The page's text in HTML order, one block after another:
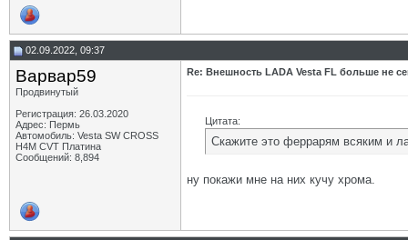
02.09.2022, 09:37
Варвар59
Продвинутый
Регистрация: 26.03.2020
Адрес: Пермь
Автомобиль: Vesta SW CROSS
H4M CVT Платина
Сообщений: 8,894
Re: Внешность LADA Vesta FL больше не
Цитата:
Скажите это феррарям всяким и
ну покажи мне на них кучу хрома.